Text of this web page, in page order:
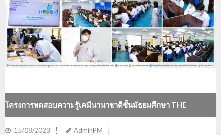
โครงการทดสอบความรู้เคมีนานาชาติชั้นมัธยมศึกษา THE
INTERNATIONAL CHEMISTRY QUIZ : ICQ ปี พ.ศ. 2566
15/08/2023
AdminPM